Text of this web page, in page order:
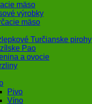
mäso
výrobky
mäso
Turčianske pirohy
Pao
a ovocie
Pivo
Víno